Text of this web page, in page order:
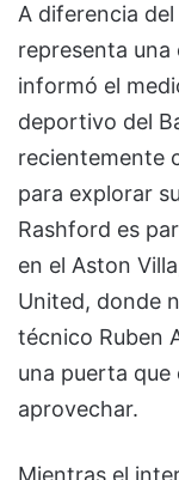
A diferencia
representa una
informó el
deportivo del
recientemente
para explorar
Rashford es
en el Aston
United, donde
técnico Ruben
una puerta que
aprovechar.
Mientras el